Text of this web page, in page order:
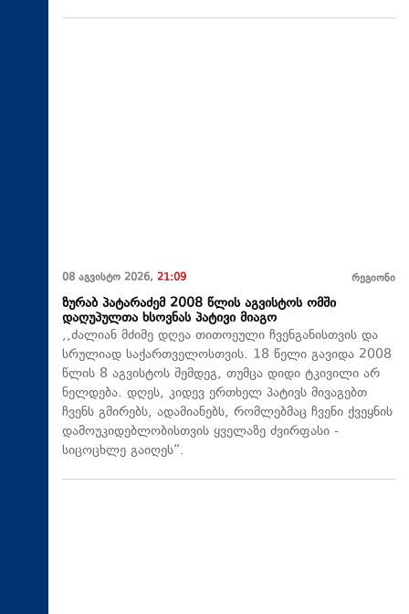
08 აგვისტო 2026, 21:09 რეგიონი
ზურაბ პატარაძემ 2008 წლის აგვისტოს ომში
დაღუპულთა ხსოვნას პატივი მიაგო
,,ძალიან მძიმე დღეა თითოეული ჩვენგანისთვის და
სრულიად საქართველოსთვის. 18 წელი გავიდა 2008
წლის 8 აგვისტოს შემდეგ, თუმცა დიდი ტკივილი არ
ნელდება. დღეს, კიდევ ერთხელ პატივს მივაგებთ
ჩვენს გმირებს, ადამიანებს, რომლებმაც ჩვენი ქვეყნის
დამოუკიდებლობისთვის ყველაზე ძვირფასი -
სიცოცხლე გაიღეს“.